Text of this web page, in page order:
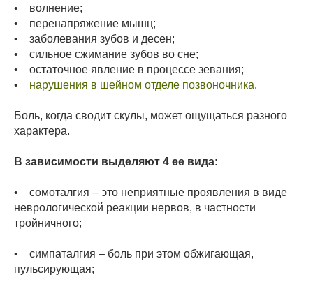
• волнение;
• перенапряжение мышц;
• заболевания зубов и десен;
• сильное сжимание зубов во сне;
• остаточное явление в процессе зевания;
• нарушения в шейном отделе позвоночника.
Боль, когда сводит скулы, может ощущаться разного
характера.
В зависимости выделяют 4 ее вида:
• сомоталгия – это неприятные проявления в виде
неврологической реакции нервов, в частности
тройничного;
• симпаталгия – боль при этом обжигающая,
пульсирующая;